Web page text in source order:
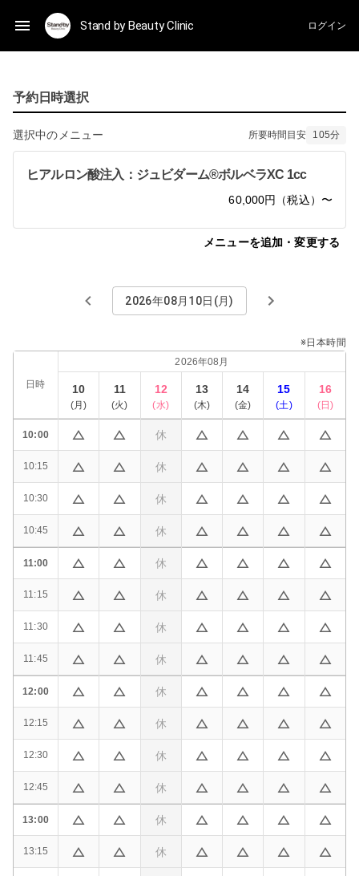
Stand by Beauty Clinic ログイン
予約日時選択
選択中のメニュー 所要時間目安 105分
ヒアルロン酸注入：ジュビダーム®ボルベラXC 1cc
60,000円（税込）〜
メニューを追加・変更する
2026年08月10日(月)
※日本時間
日時
2026年08月
10
(月)
11
(火)
12
(水)
13
(木)
14
(金)
15
(土)
16
(日 )
10:00
10:15
10:30
10:45
11:00
11:15
11:30
11:45
12:00
12:15
12:30
12:45
13:00
13:15
休
休
休
休
休
休
休
休
休
休
休
休
休
休